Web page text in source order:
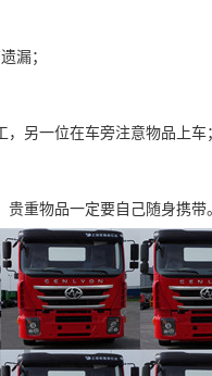
漏；
另一位在车旁注意物品上车
重物品一定要自己随身携带